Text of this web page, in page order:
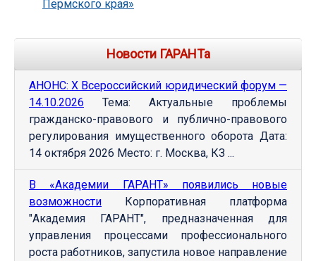
Пермского края»
Новости ГАРАНТа
АНОНС: Х Всероссийский юридический форум —
14.10.2026 Тема: Актуальные проблемы
гражданско-правового и публично-правового
регулирования имущественного оборота Дата:
14 октября 2026 Место: г. Москва, КЗ ...
В «Академии ГАРАНТ» появились новые
возможности Корпоративная платформа
"Академия ГАРАНТ", предназначенная для
управления процессами профессионального
роста работников, запустила новое направление